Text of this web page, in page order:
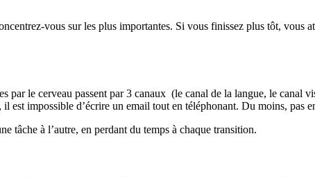
vous sur les plus importantes. Si vous finissez plus tôt, vous
le cerveau passent par 3 canaux (le canal de la langue, le canal
impossible d’écrire un email tout en téléphonant. Du moins, pas
tâche à l’autre, en perdant du temps à chaque transition.